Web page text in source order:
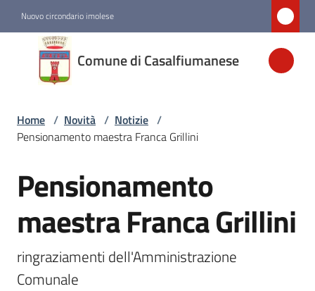
Nuovo circondario imolese
Comune di Casalfiumanese
Comune di
Casalfiumanese
Amministrazione
Menu selezionato
Servizi
Vivere
Casalfiumanese
Home / Novità / Notizie /
Pensionamento maestra Franca Grillini
Salta al contenuto
Pensionamento
maestra Franca Grillini
ringraziamenti dell'Amministrazione
Comunale